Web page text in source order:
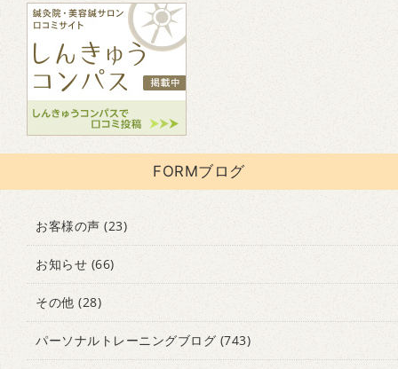
FORMブログ
お客様の声 (23)
お知らせ (66)
その他 (28)
パーソナルトレーニングブログ(743)